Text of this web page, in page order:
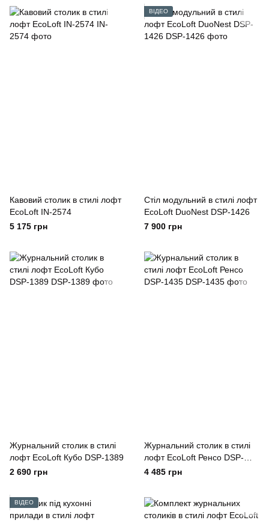
Кавовий столик в стилі лофт
EcoLoft IN-2574
5 175 грн
ВІДЕО
Стіл модульний в стилі лофт
EcoLoft DuoNest DSP-1426
7 900 грн
Журнальний столик в стилі
лофт EcoLoft Кубо DSP-1389
2 690 грн
Журнальний столик в стилі
лофт EcoLoft Ренсо DSP-
1435
4 485 грн
ВІДЕО